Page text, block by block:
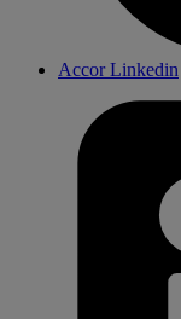
Accor Linkedin